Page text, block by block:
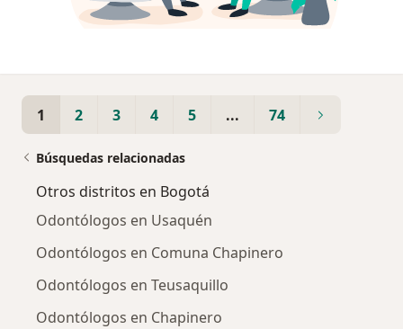
1 2 3 4 5 ... 74
Búsquedas relacionadas
Otros distritos en Bogotá
Odontólogos en Usaquén
Odontólogos en Comuna Chapinero
Odontólogos en Teusaquillo
Odontólogos en Chapinero